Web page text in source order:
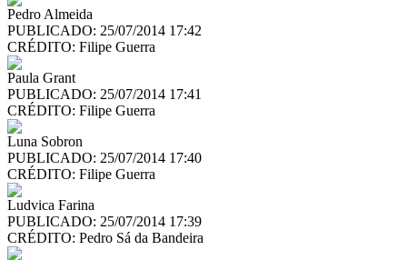
Pedro Almeida
PUBLICADO: 25/07/2014 17:42
CRÉDITO: Filipe Guerra
Paula Grant
PUBLICADO: 25/07/2014 17:41
CRÉDITO: Filipe Guerra
Luna Sobron
PUBLICADO: 25/07/2014 17:40
CRÉDITO: Filipe Guerra
Ludvica Farina
PUBLICADO: 25/07/2014 17:39
CRÉDITO: Pedro Sá da Bandeira